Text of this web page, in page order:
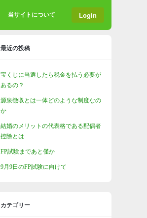
当サイトについて Login
最近の投稿
宝くじに当選したら税金を払う必要が
あるの？
源泉徴収とは一体どのような制度なの
か
結婚のメリットの代表格である配偶者
控除とは
FP試験まであと僅か
9月9日のFP試験に向けて
カテゴリー